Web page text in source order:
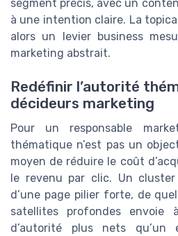
segment précis, avec un
à une intention claire. La
alors un levier business
marketing abstrait.
Redéfinir l’autorité
décideurs marketing
Pour un responsable
thématique n’est pas un
moyen de réduire le coût
le revenu par clic. Un
d’une page pilier forte, de
satellites profondes envoie
d’autorité plus nets qu’un